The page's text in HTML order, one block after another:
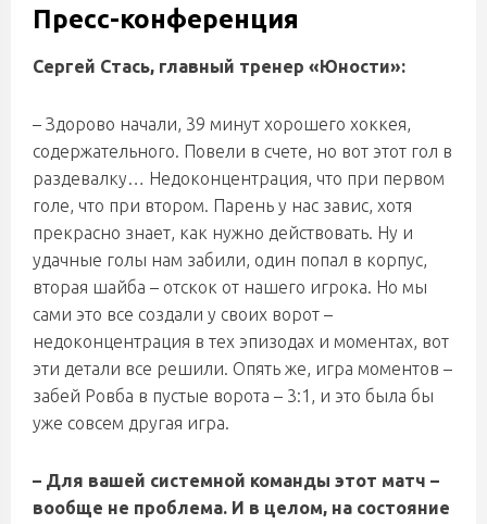
Пресс-конференция
Сергей Стась, главный тренер «Юности»:
– Здорово начали, 39 минут хорошего хоккея,
содержательного. Повели в счете, но вот этот гол в
раздевалку… Недоконцентрация, что при первом
голе, что при втором. Парень у нас завис, хотя
прекрасно знает, как нужно действовать. Ну и
удачные голы нам забили, один попал в корпус,
вторая шайба – отскок от нашего игрока. Но мы
сами это все создали у своих ворот –
недоконцентрация в тех эпизодах и моментах, вот
эти детали все решили. Опять же, игра моментов –
забей Ровба в пустые ворота – 3:1, и это была бы
уже совсем другая игра.
– Для вашей системной команды этот матч –
вообще не проблема. И в целом, на состояние